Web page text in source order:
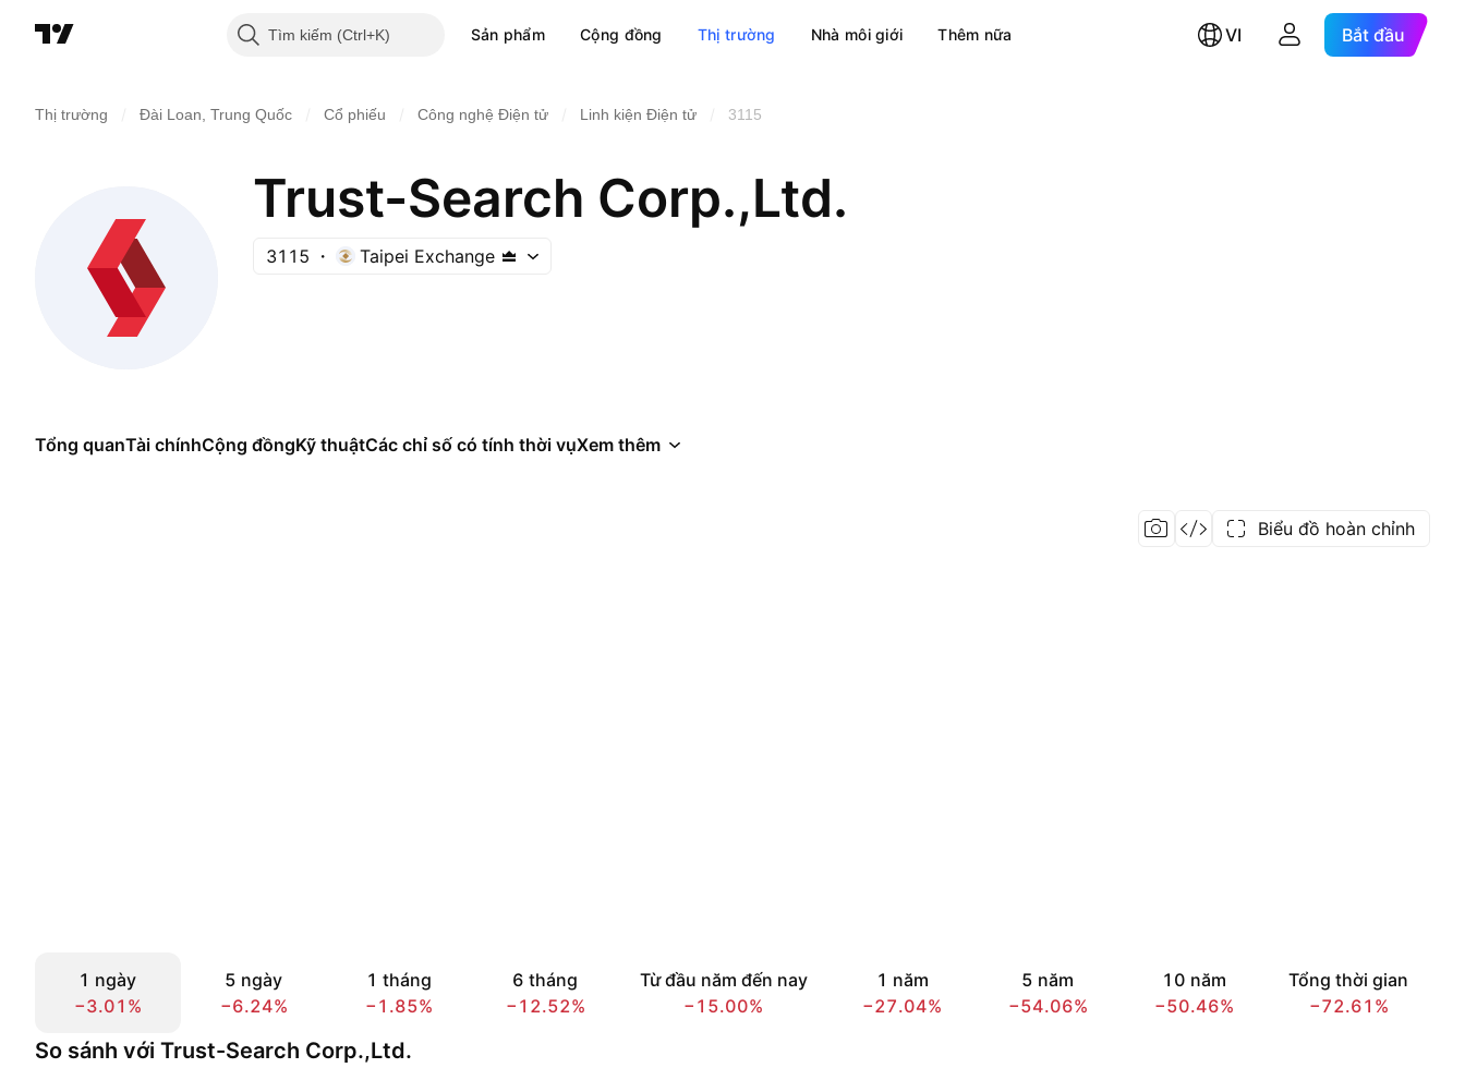
Tìm kiếm Sản phẩm Cộng đồng Thị trường Nhà môi giới Thêm nữa VI Bắt đầu
Thị trường Đài Loan, Trung Quốc Cổ phiếu Công nghệ Điện tử Linh kiện Điện tử 3115
Trust-Search Corp.,Ltd.
3115 Taipei Exchange
Tổng quanTài chínhCộng đồngKỹ thuậtCác chỉ số có tính thời vụXem thêm
Biểu đồ hoàn chỉnh
1 ngày
−3.01%
5 ngày
−6.24%
1 tháng
−1.85%
6 tháng
−12.52%
Từ đầu năm đến nay
−15.00%
1 năm
−27.04%
5 năm
−54.06%
10 năm
−50.46%
Tổng thời gian
−72.61%
So sánh với Trust-Search Corp.,Ltd.